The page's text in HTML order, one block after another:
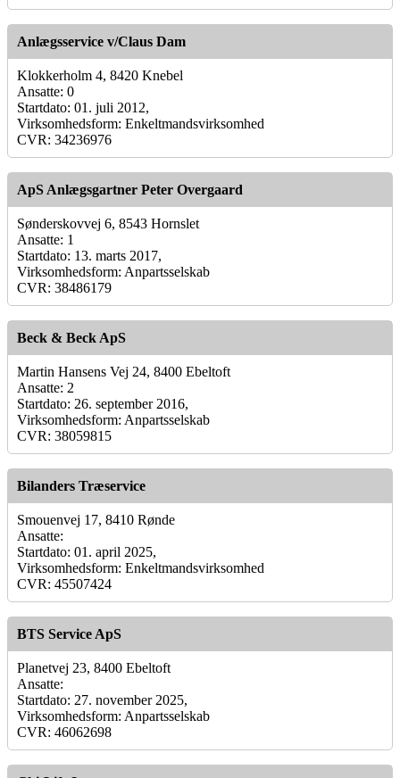
Anlægsservice v/Claus Dam
Klokkerholm 4, 8420 Knebel
Ansatte: 0
Startdato: 01. juli 2012,
Virksomhedsform: Enkeltmandsvirksomhed
CVR: 34236976
ApS Anlægsgartner Peter Overgaard
Sønderskovvej 6, 8543 Hornslet
Ansatte: 1
Startdato: 13. marts 2017,
Virksomhedsform: Anpartsselskab
CVR: 38486179
Beck & Beck ApS
Martin Hansens Vej 24, 8400 Ebeltoft
Ansatte: 2
Startdato: 26. september 2016,
Virksomhedsform: Anpartsselskab
CVR: 38059815
Bilanders Træservice
Smouenvej 17, 8410 Rønde
Ansatte:
Startdato: 01. april 2025,
Virksomhedsform: Enkeltmandsvirksomhed
CVR: 45507424
BTS Service ApS
Planetvej 23, 8400 Ebeltoft
Ansatte:
Startdato: 27. november 2025,
Virksomhedsform: Anpartsselskab
CVR: 46062698